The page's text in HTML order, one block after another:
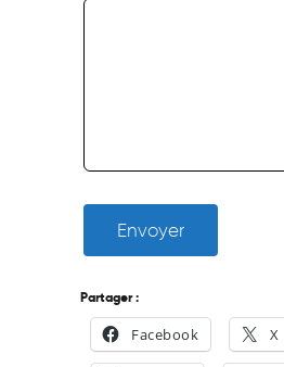
Envoyer
Partager :
Facebook X